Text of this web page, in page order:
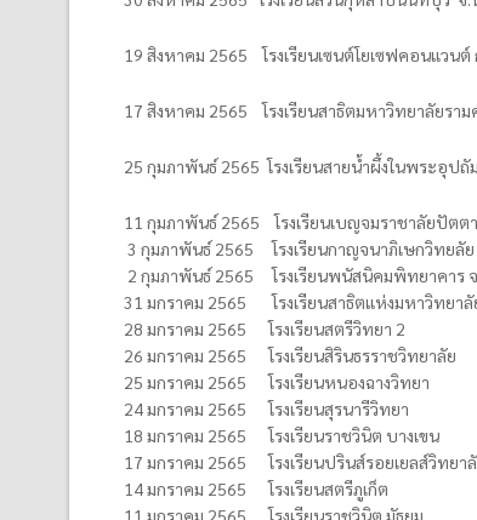
19 สิงหาคม 2565 โรงเรียนเซนต์โยเซฟคอนแวน
17 สิงหาคม 2565 โรงเรียนสาธิตมหาวิทยาลัยรา
25 กุมภาพันธ์ 2565 โรงเรียนสายน้ำผึ้งในพระอุปถั
11 กุมภาพันธ์ 2565 โรงเรียนเบญจมราชาลัยปัต
3 กุมภาพันธ์ 2565 โรงเรียนกาญจนาภิเษกวิทยลั
2 กุมภาพันธ์ 2565 โรงเรียนพนัสนิคมพิทยาคาร
31 มกราคม 2565 โรงเรียนสาธิตแห่งมหาวิทยาลั
28 มกราคม 2565 โรงเรียนสตรีวิทยา 2
26 มกราคม 2565 โรงเรียนสิรินธรราชวิทยาลัย
25 มกราคม 2565 โรงเรียนหนองฉางวิทยา
24 มกราคม 2565 โรงเรียนสุรนารีวิทยา
18 มกราคม 2565 โรงเรียนราชวินิต บางเขน
17 มกราคม 2565 โรงเรียนปรินส์รอยเยลส์วิทยา
14 มกราคม 2565 โรงเรียนสตรีภูเก็ต
11 มกราคม 2565 โรงเรียนราชวินิต มัธยม